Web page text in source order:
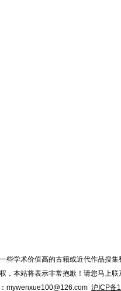
学术价值高的古籍或近代作品搜集
本站将表示非常抱歉！请您马上联
mywenxue100@126.com 沪ICP备